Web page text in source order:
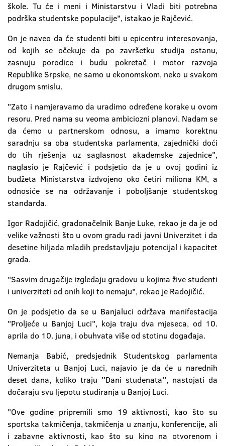
škole. Tu će i meni i Ministarstvu i Vladi biti potrebna
podrška studentske populacije", istakao je Rajčević.
On je naveo da će studenti biti u epicentru interesovanja,
od kojih se očekuje da po završetku studija ostanu,
zasnuju porodice i budu pokretač i motor razvoja
Republike Srpske, ne samo u ekonomskom, neko u svakom
drugom smislu.
"Zato i namjeravamo da uradimo određene korake u ovom
resoru. Pred nama su veoma ambiciozni planovi. Nadam se
da ćemo u partnerskom odnosu, a imamo korektnu
saradnju sa oba studentska parlamenta, zajednički doći
do tih rješenja uz saglasnost akademske zajednice",
naglasio je Rajčević i podsjetio da je u ovoj godini iz
budžeta Ministarstva izdvojeno oko četiri miliona KM, a
odnosiće se na održavanje i poboljšanje studentskog
standarda.
Igor Radojičić, gradonačelnik Banje Luke, rekao je da je od
velike važnosti što u ovom gradu radi javni Univerzitet i da
desetine hiljada mladih predstavljaju potencijal i kapacitet
grada.
"Sasvim drugačije izgledaju gradovu u kojima žive studenti
i univerziteti od onih koji to nemaju", rekao je Radojičić.
On je podsjetio da se u Banjaluci održava manifestacija
"Proljeće u Banjoj Luci", koja traju dva mjeseca, od 10.
aprila do 10. juna, i obuhvata više od stotinu događaja.
Nemanja Babić, predsjednik Studentskog parlamenta
Univerziteta u Banjoj Luci, najavio je da će u narednih
deset dana, koliko traju ''Dani studenata'', nastojati da
dočaraju svu ljepotu studiranja u Banjoj Luci.
"Ove godine pripremili smo 19 aktivnosti, kao što su
sportska takmičenja, takmičenja u znanju, konferencije, ali
i zabavne aktivnosti, kao što su kino na otvorenom i